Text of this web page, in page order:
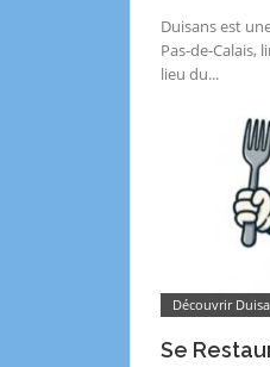
Duisans est
Pas-de-Calais,
lieu du...
Découvrir
Se